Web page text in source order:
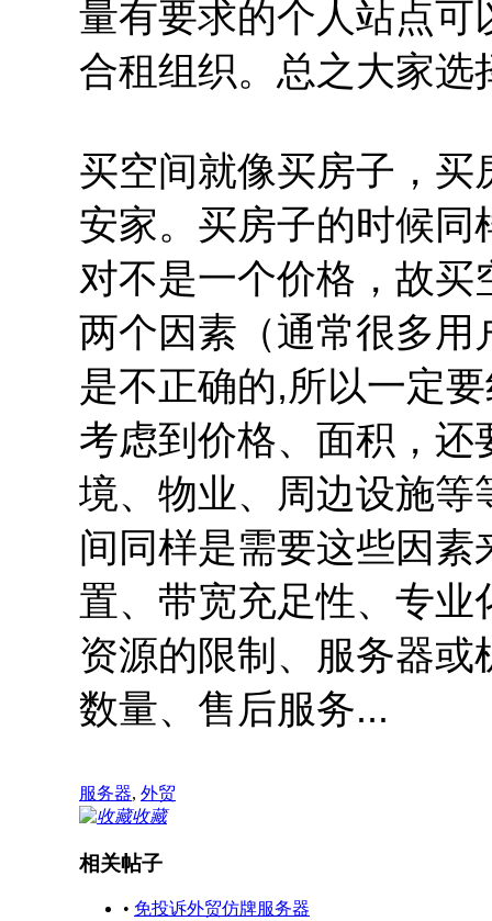
量有要求的个人站点可
合租组织。总之大家
买空间就像买房子，
安家。买房子的时候
对不是一个价格，故
两个因素（通常很多用
是不正确的,所以一定
考虑到价格、面积，
境、物业、周边设施等
间同样是需要这些因
置、带宽充足性、专
资源的限制、服务器
数量、售后服务...
服务器, 外贸
收藏
相关帖子
• 免投诉外贸仿牌服务器